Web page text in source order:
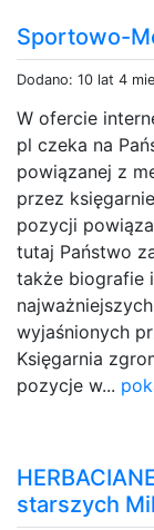
Sportowo-
Dodano: 10 lat 4
W ofercie
pl czeka na
powiązanej z
przez
pozycji
tutaj Państwo
także biografie
wyjaśnionych
Księgarnia
pozycje w...
starszych